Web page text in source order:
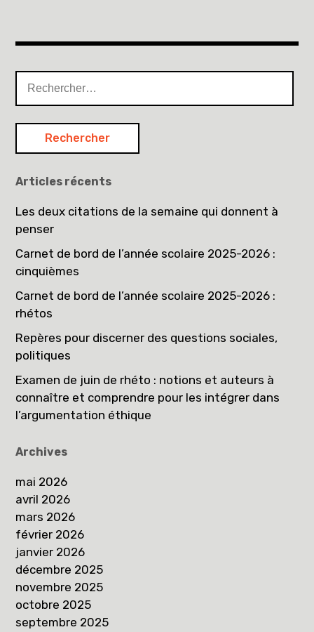
Articles récents
Les deux citations de la semaine qui donnent à
penser
Carnet de bord de l’année scolaire 2025-2026 :
cinquièmes
Carnet de bord de l’année scolaire 2025-2026 :
rhétos
Repères pour discerner des questions sociales,
politiques
Examen de juin de rhéto : notions et auteurs à
connaître et comprendre pour les intégrer dans
l’argumentation éthique
Archives
mai 2026
avril 2026
mars 2026
février 2026
janvier 2026
décembre 2025
novembre 2025
octobre 2025
septembre 2025